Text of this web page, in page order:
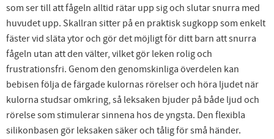
som ser till att fågeln alltid rätar upp sig och slutar snurra med
huvudet upp. Skallran sitter på en praktisk sugkopp som enkelt
fäster vid släta ytor och gör det möjligt för ditt barn att snurra
fågeln utan att den välter, vilket gör leken rolig och
frustrationsfri. Genom den genomskinliga överdelen kan
bebisen följa de färgade kulornas rörelser och höra ljudet när
kulorna studsar omkring, så leksaken bjuder på både ljud och
rörelse som stimulerar sinnena hos de yngsta. Den flexibla
silikonbasen gör leksaken säker och tålig för små händer.